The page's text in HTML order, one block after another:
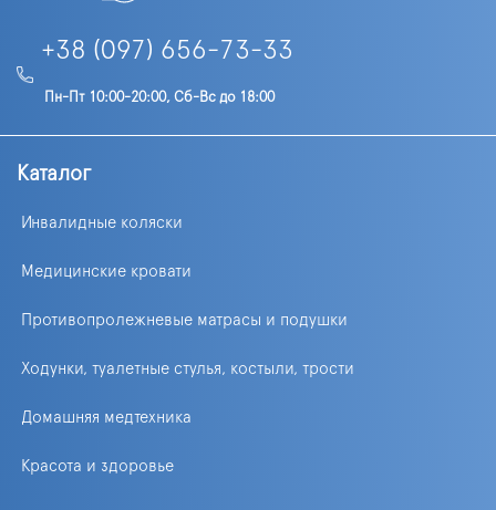
+38 (097) 656-73-33
Пн-Пт 10:00-20:00, Сб-Вс до 18:00
Каталог
Инвалидные коляски
Медицинские кровати
Противопролежневые матрасы и подушки
Ходунки, туалетные стулья, костыли, трости
Домашняя медтехника
Красота и здоровье